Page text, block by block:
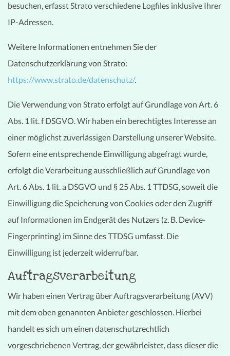
besuchen, erfasst Strato verschiedene Logfiles inklusive Ihrer
IP-Adressen.
Weitere Informationen entnehmen Sie der
Datenschutzerklärung von Strato:
https://www.strato.de/datenschutz/.
Die Verwendung von Strato erfolgt auf Grundlage von Art. 6
Abs. 1 lit. f DSGVO. Wir haben ein berechtigtes Interesse an
einer möglichst zuverlässigen Darstellung unserer Website.
Sofern eine entsprechende Einwilligung abgefragt wurde,
erfolgt die Verarbeitung ausschließlich auf Grundlage von
Art. 6 Abs. 1 lit. a DSGVO und § 25 Abs. 1 TTDSG, soweit die
Einwilligung die Speicherung von Cookies oder den Zugriff
auf Informationen im Endgerät des Nutzers (z. B. Device-
Fingerprinting) im Sinne des TTDSG umfasst. Die
Einwilligung ist jederzeit widerrufbar.
Auftragsverarbeitung
Wir haben einen Vertrag über Auftragsverarbeitung (AVV)
mit dem oben genannten Anbieter geschlossen. Hierbei
handelt es sich um einen datenschutzrechtlich
vorgeschriebenen Vertrag, der gewährleistet, dass dieser die